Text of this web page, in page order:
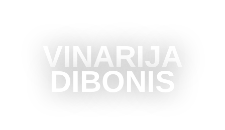
VINARIJA
DIBONIS